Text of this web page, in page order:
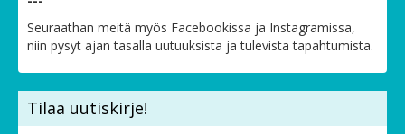
Seuraathan meitä myös Facebookissa ja Instagramissa,
niin pysyt ajan tasalla uutuuksista ja tulevista tapahtumista.
Tilaa uutiskirje!